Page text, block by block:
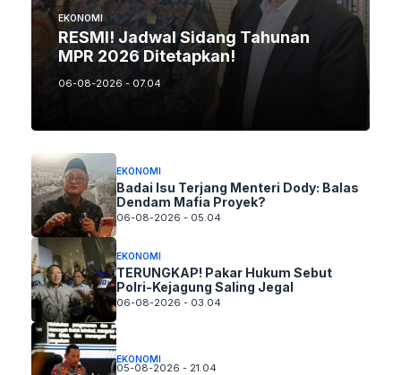
EKONOMI
RESMI! Jadwal Sidang Tahunan
MPR 2026 Ditetapkan!
06-08-2026 - 07.04
EKONOMI
Badai Isu Terjang Menteri Dody: Balas
Dendam Mafia Proyek?
06-08-2026 - 05.04
EKONOMI
TERUNGKAP! Pakar Hukum Sebut
Polri-Kejagung Saling Jegal
06-08-2026 - 03.04
EKONOMI
05-08-2026 - 21.04